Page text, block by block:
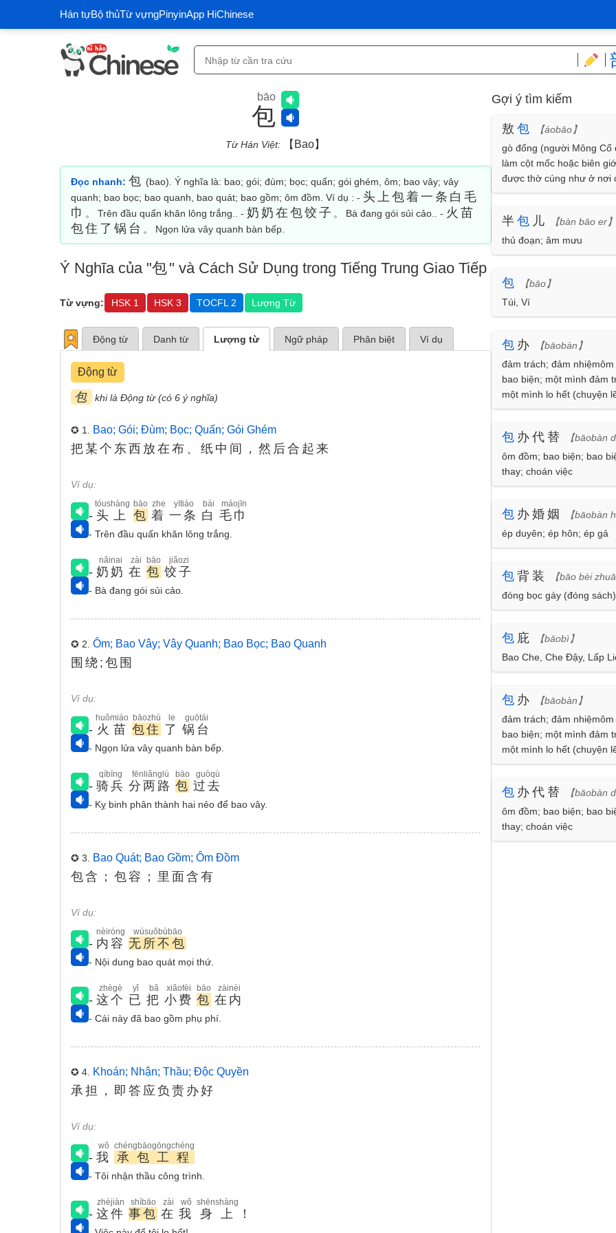
Hán tựBộ thủTừ vựngPinyinApp HiChinese
包
bāo
Từ Hán Việt: 【bao】
Đọc nhanh: 包 (bao). Ý nghĩa là: bao; gói; đùm; bọc; quấn; gói ghém, ôm; bao vây; vây
quanh; bao bọc; bao quanh, bao quát; bao gồm; ôm đồm. Ví dụ : - 头上包着一条白毛
巾 。 Trên đầu quấn khăn lông trắng.. - 奶奶在包饺子 。 Bà đang gói sủi cảo.. - 火苗
包住了锅台 。 Ngọn lửa vây quanh bàn bếp.
Ý Nghĩa của "包" và Cách Sử Dụng trong Tiếng Trung Giao Tiếp
Từ vựng: HSK 1 HSK 3 TOCFL 2 Lượng Từ
Động từ Danh từ Lượng từ Ngữ pháp Phân biệt Ví dụ
Động từ
包 khi là Động từ (có 6 ý nghĩa)
✪ 1. Bao; Gói; Đùm; Bọc; Quấn; Gói Ghém
把某个东西放在布、纸中间，然后合起来
Ví dụ:
- 头上
tóushàng
包
bāo
着
zhe
一条
yītiáo
白
bái
毛巾
máojīn
- Trên đầu quấn khăn lông trắng.
- 奶奶
nǎinai
在
zài
包
bāo
饺子
jiǎozi
- Bà đang gói sủi cảo.
✪ 2. Ôm; Bao Vây; Vây Quanh; Bao Bọc; Bao Quanh
围绕;包围
Ví dụ:
- 火苗
huǒmiáo
包住
bāozhù
了
le
锅台
guōtái
- Ngọn lửa vây quanh bàn bếp.
- 骑兵
qíbīng
分两路
fēnliǎnglù
包
bāo
过去
guòqù
- Kỵ binh phân thành hai nẻo để bao vây.
✪ 3. Bao Quát; Bao Gồm; Ôm Đồm
包含；包容；里面含有
Ví dụ:
- 内容
nèiróng
无所不包
wúsuǒbùbāo
- Nội dung bao quát mọi thứ.
- 这个
zhègè
已
yǐ
把
bǎ
小费
xiǎofèi
包
bāo
在内
zàinèi
- Cái này đã bao gồm phụ phí.
✪ 4. Khoán; Nhận; Thầu; Độc Quyền
承担，即答应负责办好
Ví dụ:
- 我
wǒ
承包工程
chéngbāogōngchéng
- Tôi nhận thầu công trình.
- 这件
zhèjiàn
事包
shìbāo
在
zài
我
wǒ
身上
shēnshàng
！
Gợi ý tìm kiếm
敖 包
【áobāo】
gò đống (người Mông Cổ
làm cột mốc hoặc biên
được thờ cúng như ở nơi
linh)
半 包 儿
【bàn bāo er】
thủ đoạn; âm mưu
包
【bāo】
Túi, Ví
包 办
【bāobàn】
đảm trách; đảm nhiệmôm
bao biện; một mình đảm
một mình lo hết (chuyện
bàn bạc cùng làm với
làm không cho người khác
gia vào)
包 办代替
【bāobàn
ôm đồm; bao biện; bao
thay; choán việc
包 办婚姻
【bāobàn
ép duyên; ép hôn; ép gả
包 背装
【bāo bèi
đóng bọc gáy (đóng sách)
包 庇
【bāobì】
Bao Che, Che Đậy, Lấp
包 办
【bāobàn】
đảm trách; đảm nhiệmôm
bao biện; một mình đảm
một mình lo hết (chuyện
bàn bạc cùng làm với
làm không cho người khác
gia vào)
包 办代替
【bāobàn
ôm đồm; bao biện; bao
thay; choán việc